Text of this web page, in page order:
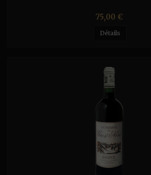
Prix
75,00 €
Détails